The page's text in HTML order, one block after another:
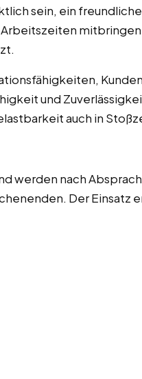
sein, ein
und
auch in
werden nach
Der Einsatz